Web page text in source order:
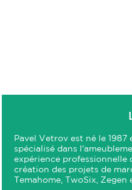
Pavel Vetrov est né le
spécialisé dans
expérience professionnelle
création des projets de
Temahome, TwoSix, Zegen